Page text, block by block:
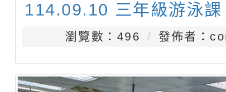
114.09.10 三年級游泳課
瀏覽數：496 發佈者：